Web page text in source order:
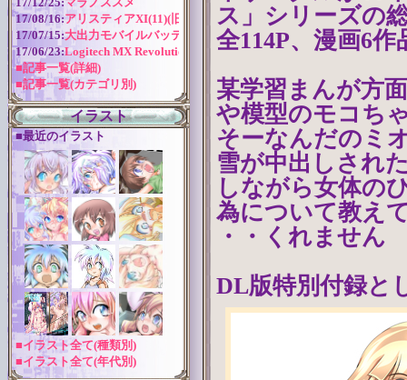
17/08/16:アリスティアXI(11)(旧版)
17/07/15:大出力モバイルバッテリー
17/06/23:Logitech MX Revolution バッテリー交換
■記事一覧(詳細)
■記事一覧(カテゴリ別)
イラスト
■最近のイラスト
■イラスト全て(種類別)
■イラスト全て(年代別)
ス」シリーズの
全114P、漫画6
某学習まんが方
や模型のモコち
そーなんだのミ
雪が中出しされ
しながら女体の
為について教え
・・くれません
DL版特別付録と